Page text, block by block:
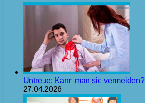
Untreue: Kann man sie vermeiden?
27.04.2026